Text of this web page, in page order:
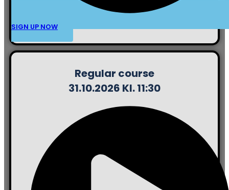
SIGN UP NOW
Regular course
31.10.2026 Kl. 11:30